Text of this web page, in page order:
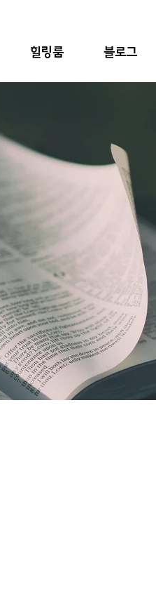
힐링룸 블로그